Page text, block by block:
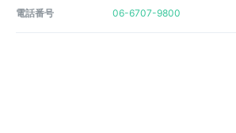
電話番号 06-6707-9800